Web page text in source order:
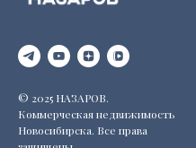
© 2025 НАЗАРОВ.
Коммерческая недвижимость
Новосибирска. Все права